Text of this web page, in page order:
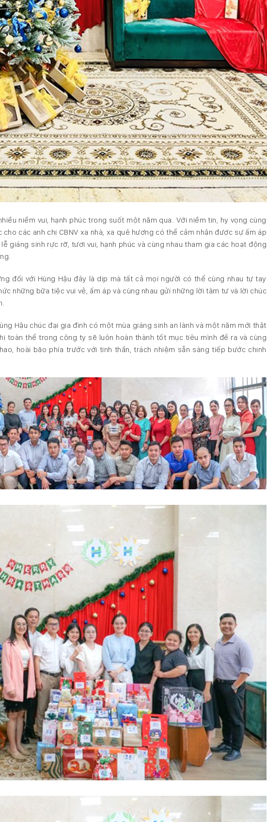
niềm vui, hạnh phúc trong suốt một năm qua. Với niềm tin, hy vọng cùng
các anh chị CBNV xa nhà, xa quê hương có thể cảm nhận được sự ấm áp
giáng sinh rực rỡ, tươi vui, hạnh phúc và cùng nhau tham gia các hoạt động
đối với Hùng Hậu đây là dịp mà tất cả mọi người có thể cùng nhau tự tay
những bữa tiệc vui vẻ, ấm áp và cùng nhau gửi những lời tâm tư và lời chúc
Hậu chúc đại gia đình có một mùa giáng sinh an lành và một năm mới thật
toàn thể trong công ty sẽ luôn hoàn thành tốt mục tiêu mình đề ra và cùng
hoài bão phía trước với tinh thần, trách nhiệm sẵn sàng tiếp bước chinh